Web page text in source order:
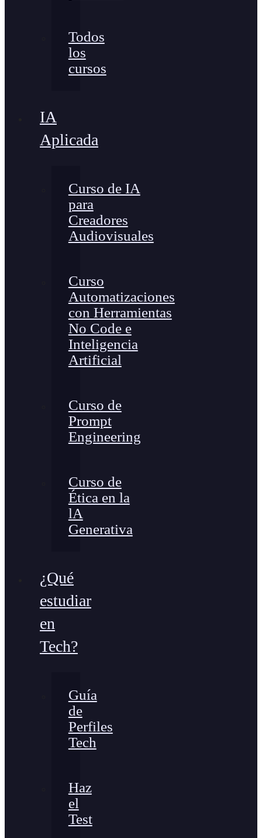
Todos
los
cursos
IA
Aplicada
Curso de IA
para
Creadores
Audiovisuales
Curso
Automatizaciones
con Herramientas
No Code e
Inteligencia
Artificial
Curso de
Prompt
Engineering
Curso de
Ética en la
lA
Generativa
¿Qué
estudiar
en
Tech?
Guía
de
Perfiles
Tech
Haz
el
Test